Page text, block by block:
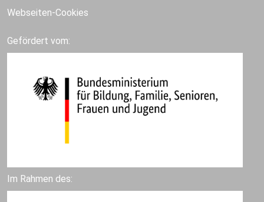
Webseiten-Cookies
Gefördert vom:
Im Rahmen des: